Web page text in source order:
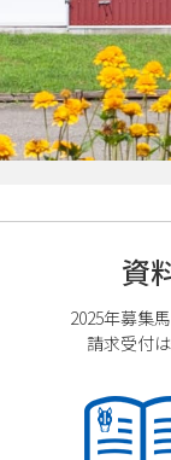
資
2025年募集
請求受付